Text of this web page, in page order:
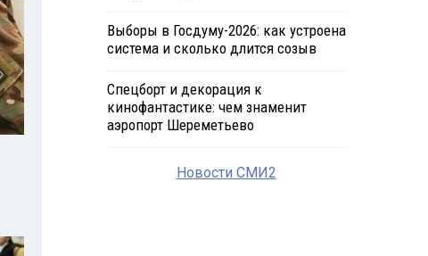
Выборы в Госдуму-2026: как устроена
система и сколько длится созыв
Спецборт и декорация к
кинофантастике: чем знаменит
аэропорт Шереметьево
Новости СМИ2